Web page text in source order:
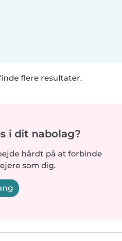
flere resultater.
i dit nabolag?
hårdt på at forbinde
som dig.